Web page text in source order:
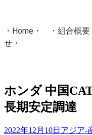
・ Home ・ ・ 組合概要
せ ・
国土交通省・経済産業
ホンダ 中国
長期安定調達
2022年12月10日 アジア-